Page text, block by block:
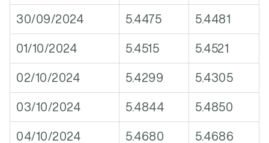
30/09/2024 5.4475 5.4481
01/10/2024 5.4515 5.4521
02/10/2024 5.4299 5.4305
03/10/2024 5.4844 5.4850
04/10/2024 5.4680 5.4686